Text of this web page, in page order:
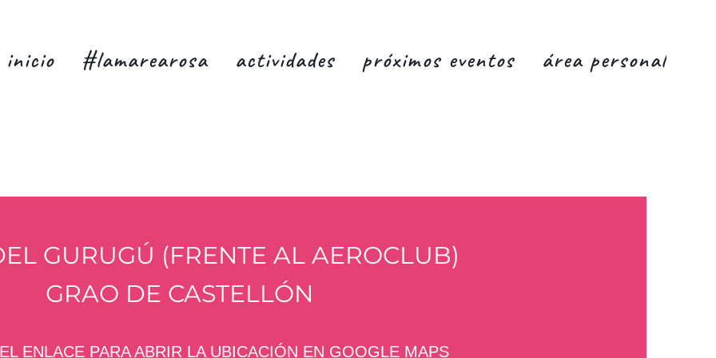
inicio #lamarearosa actividades próximos eventos área personal
GURUGÚ (FRENTE AL AEROCLUB)
GRAO DE CASTELLÓN
ENLACE PARA ABRIR LA UBICACIÓN EN GOOGLE MAPS